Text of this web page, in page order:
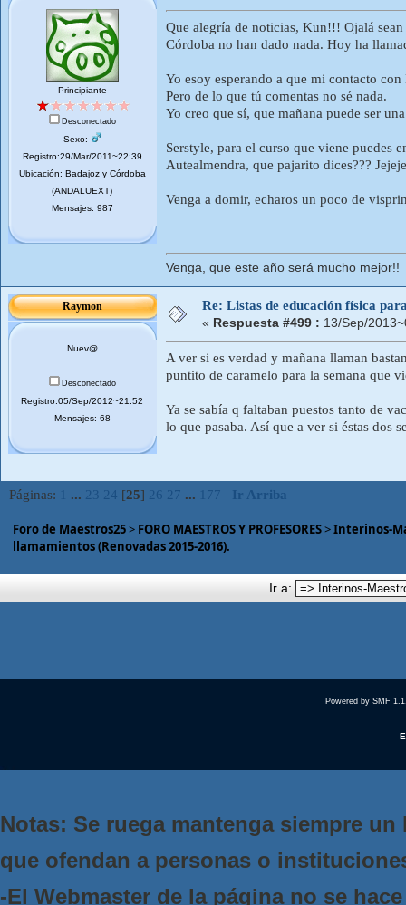
Principiante
Desconectado
Sexo:
Registro:29/Mar/2011~22:39
Ubicación: Badajoz y Córdoba
(ANDALUEXT)
Mensajes: 987
Que alegría de noticias, Kun!!! Ojalá
Córdoba no han dado nada. Hoy ha
Yo esoy esperando a que mi contacto
Pero de lo que tú comentas no sé nada.
Yo creo que sí, que mañana puede ser
Serstyle, para el curso que viene puedes
Autealmendra, que pajarito dices??? Jejeje
Venga a domir, echaros un poco de
Venga, que este año será mucho mejor!!
Raymon
Nuev@
Desconectado
Registro:05/Sep/2012~21:52
Mensajes: 68
Re: Listas de educación física
« Respuesta #499 : 13/Sep/
A ver si es verdad y mañana llaman
puntito de caramelo para la semana que
Ya se sabía q faltaban puestos tanto de
lo que pasaba. Así que a ver si éstas dos
Páginas: ... 23 24 [25] 26 27 ... 177 Ir Arriba
Foro de Maestros25> FORO MAESTROS Y PROFESORES>Interinos-
llamamientos (Renovadas 2015-2016).
Ir a:
Powered by SMF
Notas: Se ruega mantenga siempre
que ofendan a personas o
-El Webmaster de la página no se